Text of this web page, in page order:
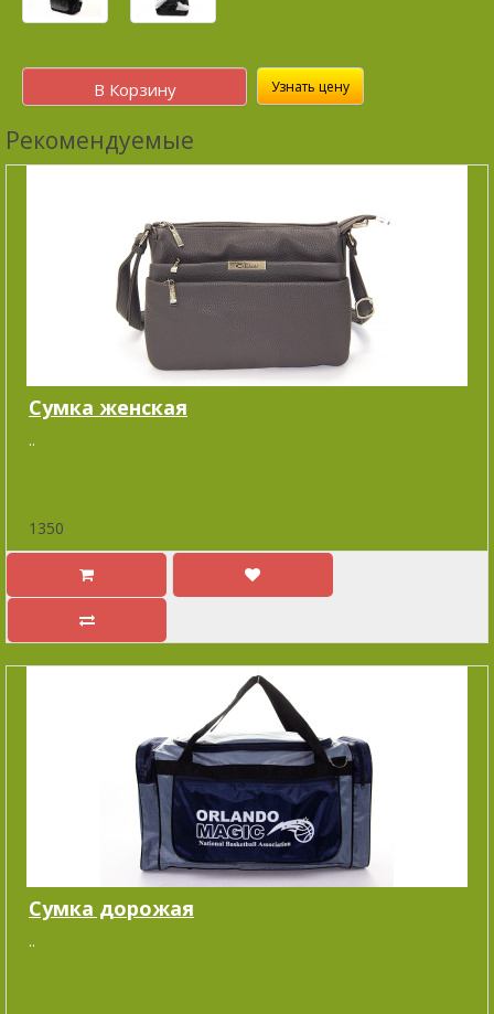
В Корзину Узнать цену
Рекомендуемые
Сумка женская
..
1350
Cумка дорожая
..